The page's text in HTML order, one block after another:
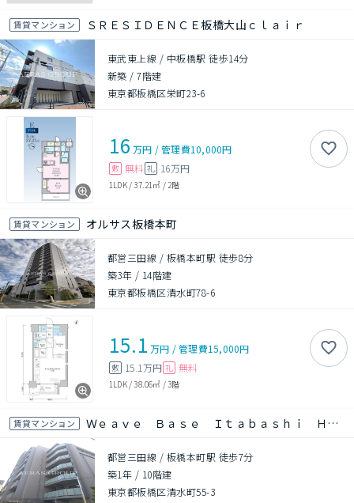
賃貸マンション ＳＲＥＳＩＤＥＮＣＥ板橋大山ｃｌａｉｒ
東武東上線 / 中板橋駅 徒歩14分
新築 /7階建
東京都板橋区栄町23-6
16 万円 /管理費10,000円
敷 無料 礼 16万円
1LDK/37.21㎡ / 2階
賃貸マンション オルサス板橋本町
都営三田線 / 板橋本町駅 徒歩8分
築3年 / 14階建
東京都板橋区清水町78-6
15.1 万円 /管理費15,000円
敷 15.1万円 礼 無料
1LDK/38.06㎡ /3階
賃貸マンション Ｗｅａｖｅ Ｂａｓｅ Ｉｔａｂａｓｈｉ Ｈｏｎｃｈｏ 板橋本町
都営三田線 / 板橋本町駅 徒歩7分
築1年 / 10階建
東京都板橋区清水町55-3